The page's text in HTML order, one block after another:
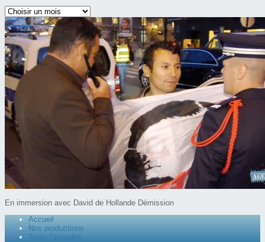
En immersion avec David de Hollande Démission
Accueil
Nos productions
Toute l'actualité